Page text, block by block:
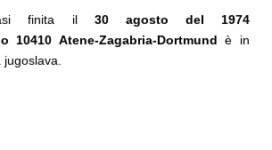
finita il 30 agosto del 1974
10410 Atene-Zagabria-Dortmund è in